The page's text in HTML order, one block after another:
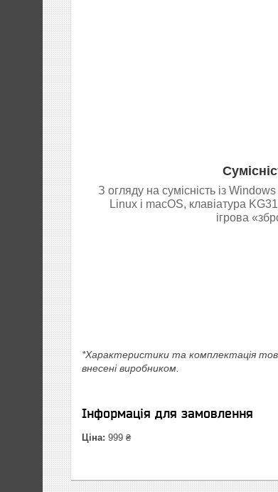
З огляду на сумісність із
Linux і macOS, клавіатура
ігрова
*Характеристики та комплектація
внесені виробником.
Інформація для замовлення
Ціна: 999 ₴